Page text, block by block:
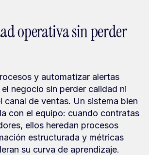
operativa sin perder
y automatizar alertas
negocio sin perder calidad ni
canal de ventas. Un sistema bien
con el equipo: cuando contratas
ellos heredan procesos
estructurada y métricas
su curva de aprendizaje.